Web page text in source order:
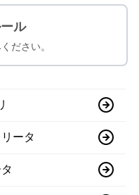
ル
ださい。
ータ